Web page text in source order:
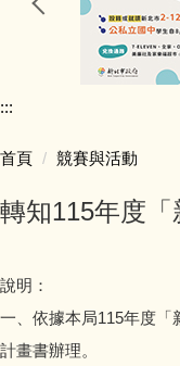
小一新生專區
行政團隊介紹
學校簡介
同榮教室配置圖
:::
首頁 競賽與活動
轉知115年度「
說明：
一、依據本局115年度「
計畫書辦理。